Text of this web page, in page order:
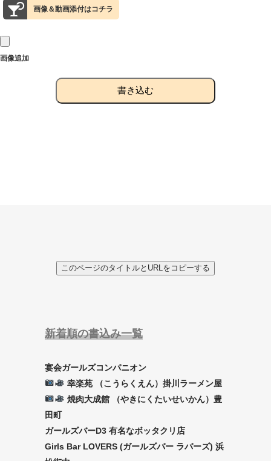
画像＆動画添付はコチラ
画像追加
書き込む
このページのタイトルとURLをコピーする
新着順の書込み一覧
宴会ガールズコンパニオン
幸楽苑 （こうらくえん）掛川ラーメン屋
焼肉大成館 （やきにくたいせいかん）豊
田町
ガールズバーD3 有名なボッタクリ店
Girls Bar LOVERS (ガールズバー ラバーズ) 浜